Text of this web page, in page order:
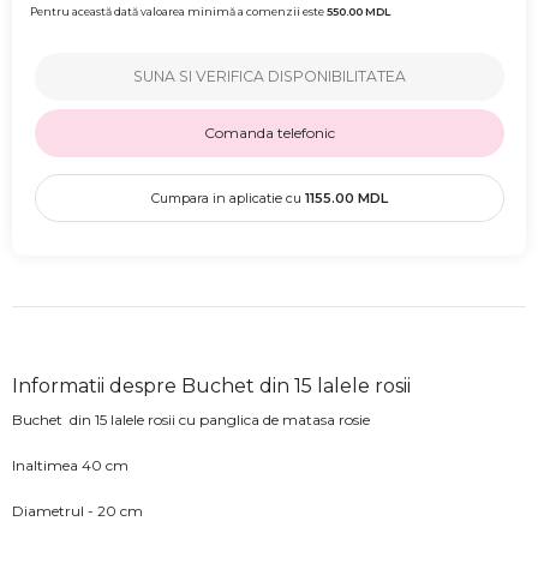
Pentru această dată valoarea minimă a comenzii este550.00MDL
SUNA SI VERIFICA DISPONIBILITATEA
Comanda telefonic
Cumpara in aplicatie cu 1155.00 MDL
Informatii despre Buchet din 15 lalele rosii
Buchet din 15 lalele rosii cu panglica de matasa rosie
Inaltimea 40 cm
Diametrul - 20 cm